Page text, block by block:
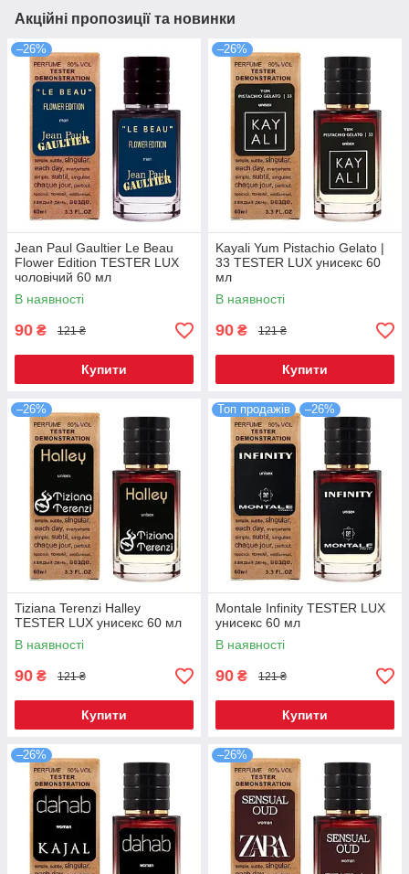
Акційні пропозиції та новинки
–26%
Jean Paul Gaultier Le Beau
Flower Edition TESTER LUX
чоловічий 60 мл
В наявності
90 ₴ 121 ₴
Купити
–26%
Kayali Yum Pistachio Gelato |
33 TESTER LUX унисекс 60
мл
В наявності
90 ₴ 121 ₴
Купити
–26%
Tiziana Terenzi Halley
TESTER LUX унисекс 60 мл
В наявності
90 ₴ 121 ₴
Купити
Топ продажів –26%
Montale Infinity TESTER LUX
унисекс 60 мл
В наявності
90 ₴ 121 ₴
Купити
–26% –26%